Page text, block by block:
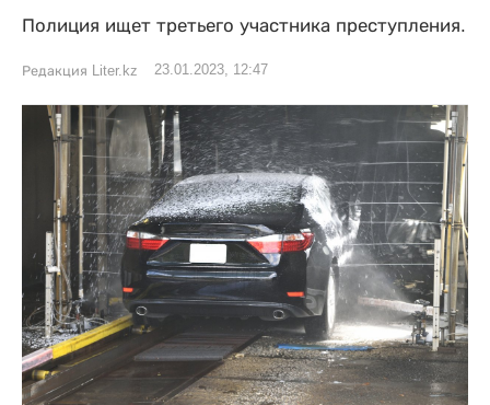
Полиция ищет третьего участника преступления.
Редакция Liter.kz 23.01.2023, 12:47